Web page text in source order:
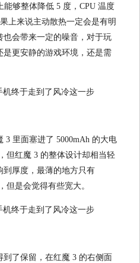
够整体降低 5 度，CPU 温度
上来说主动散热一定会是有明
会带来一定的噪音，对于玩
更安静的游戏环境，还是需
3 里面塞进了 5000mAh 的大电
但红魔 3 的整体设计却相当轻
到厚度，最薄的地方只有
但是会觉得有些宽大。
了保留，在红魔 3 的右侧面